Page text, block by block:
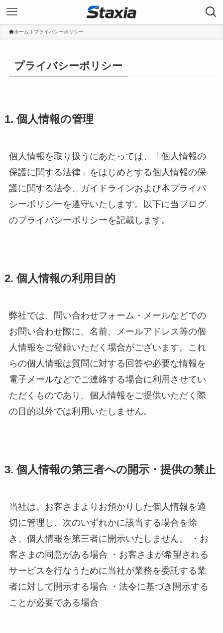
ホーム プライバシーポリシー
プライバシーポリシー
1. 個人情報の管理
個人情報を取り扱うにあたっては、「個人情報の
保護に関する法律」をはじめとする個人情報の保
護に関する法令、ガイドラインおよび本プライバ
シーポリシーを遵守いたします。以下に当ブログ
のプライバシーポリシーを記載します。
2. 個人情報の利用目的
弊社では、問い合わせフォーム・メールなどでの
お問い合わせ際に、名前、メールアドレス等の個
人情報をご登録いただく場合がございます。これ
らの個人情報は質問に対する回答や必要な情報を
電子メールなどでご連絡する場合に利用させてい
ただくものであり、個人情報をご提供いただく際
の目的以外では利用いたしません。
3. 個人情報の第三者への開示・提供の禁止
当社は、お客さまよりお預かりした個人情報を適
切に管理し、次のいずれかに該当する場合を除
き、個人情報を第三者に開示いたしません。 ・お
客さまの同意がある場合 ・お客さまが希望される
サービスを行なうために当社が業務を委託する業
者に対して開示する場合 ・法令に基づき開示する
ことが必要である場合